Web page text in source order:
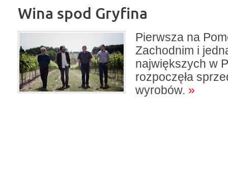
Wina spod Gryfina
Pierwsza na
Zachodnim i
największych w
rozpoczęła
wyrobów. »